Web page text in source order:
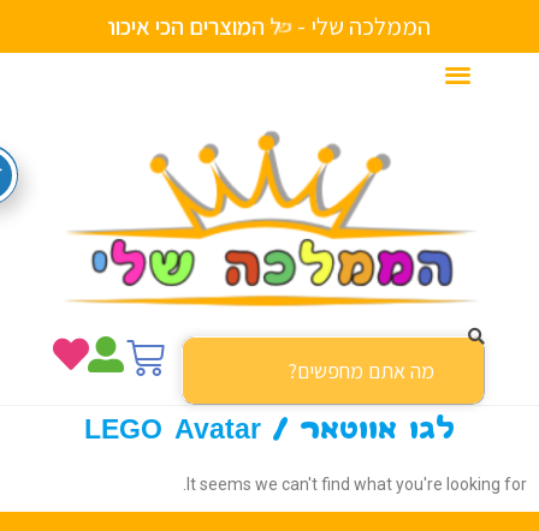
הממלכה שלי - ל המוצריםהכיאיכותיים שליחעד הב
לגו אווטאר / LEGO Avatar
It seems we can't find what you're looking